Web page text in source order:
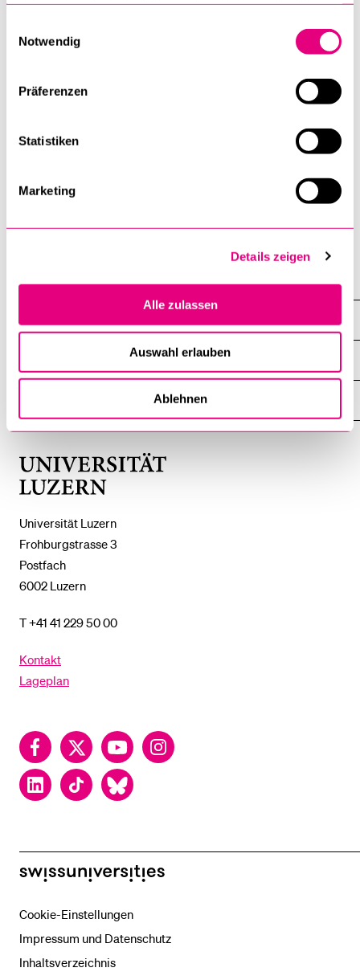
Notwendig
Präferenzen
Statistiken
Marketing
Details zeigen
Alle zulassen
Auswahl erlauben
Ablehnen
Universität Luzern
Frohburgstrasse 3
Postfach
6002 Luzern
T +41 41 229 50 00
Kontakt
Lageplan
FacebookTwitter YouTubeInstagram
LinkedInTikTok Bluesky
ZEIGE
ZENTRALE EINRICHTUNGEN
ZEIGE
DAS
DAS
%1$S
swissuniversities
Cookie-Einstellungen
Impressum und Datenschutz
Inhaltsverzeichnis